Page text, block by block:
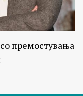
премостувања